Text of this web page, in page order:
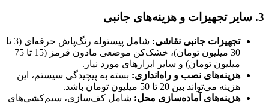
3. سایر تجهیزات و هزینه‌های جانبی
تجهیزات جانبی نقاشی:
شامل پیستوله رنگ‌پاش حرفه‌ای (3 تا
30 میلیون تومان)، خشک‌کن موضعی مادون قرمز (15 تا 75
میلیون تومان) و سایر ابزارهای مورد نیاز.
هزینه‌های نصب و راه‌اندازی: بسته به پیچیدگی سیستم، این
هزینه می‌تواند بین 20 تا 50 میلیون تومان باشد.
هزینه‌های آماده‌سازی محل: شامل کف‌سازی، سیم‌کشی‌های